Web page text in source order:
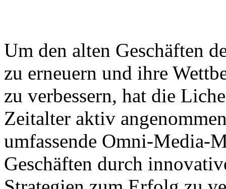
Um den alten Geschäften
zu erneuern und ihre
zu verbessern, hat die
Zeitalter aktiv
umfassende Omni-Media-
Geschäften durch